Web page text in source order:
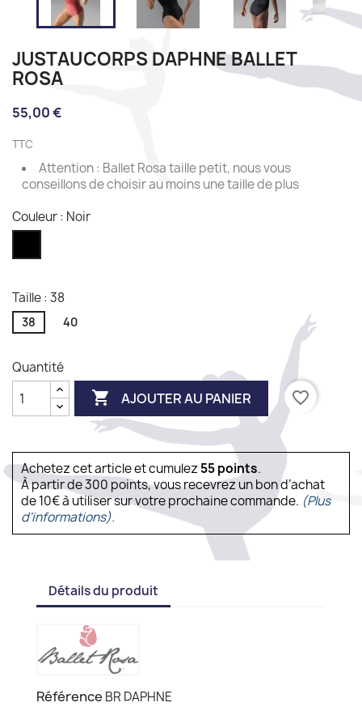
JUSTAUCORPS DAPHNE BALLET
ROSA
55,00 €
TTC
Attention : Ballet Rosa taille petit, nous vous
conseillons de choisir au moins une taille de plus
Couleur : Noir
Taille : 38
38 40
Quantité
 AJOUTER AU PANIER favorite_border
Achetez cet article et cumulez 55points.
À partir de 300 points, vous recevrez un bon d’achat
de 10€ à utiliser sur votre prochaine commande. (Plus
d'informations).
Détails du produit
Référence BR DAPHNE